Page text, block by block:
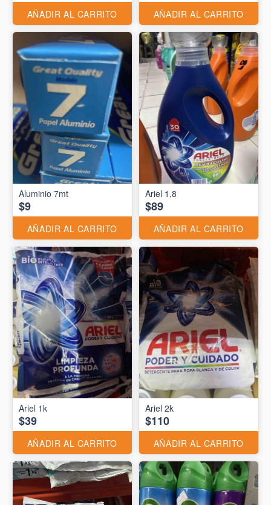
AÑADIR AL CARRITO AÑADIR AL CARRITO
Aluminio 7mt
$9
AÑADIR AL CARRITO
Ariel 1,8
$89
AÑADIR AL CARRITO
Ariel 1k
$39
AÑADIR AL CARRITO
Ariel 2k
$110
AÑADIR AL CARRITO